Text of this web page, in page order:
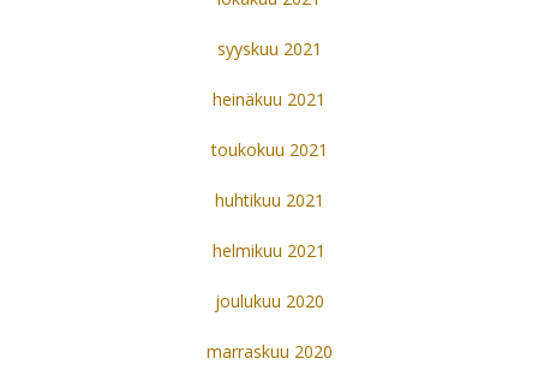
syyskuu 2021
heinäkuu 2021
toukokuu 2021
huhtikuu 2021
helmikuu 2021
joulukuu 2020
marraskuu 2020